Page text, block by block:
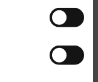
ved Knold og Top.